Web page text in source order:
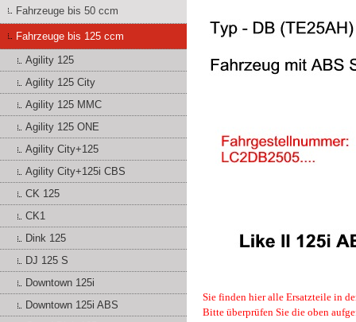
Fahrzeuge bis 50 ccm
Fahrzeuge bis 125 ccm
Agility 125
Agility 125 City
Agility 125 MMC
Agility 125 ONE
Agility City+125
Agility City+125i CBS
CK 125
CK1
Dink 125
DJ 125 S
Downtown 125i
Downtown 125i ABS
Sie finden hier alle Ersatzteile in
Bitte überprüfen Sie die oben